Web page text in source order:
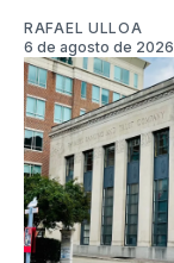
RAFAEL ULLOA
6 de agosto de 2026